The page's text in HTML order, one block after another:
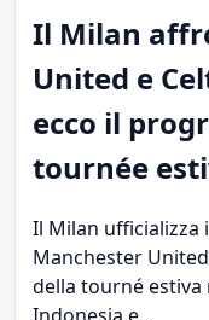
Il Milan
United e
ecco il
tournée
Il Milan ufficializza
Manchester
della tourné estiva